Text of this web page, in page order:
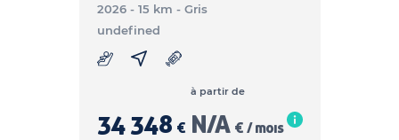
2026 - 15 km - Gris
undefined
34 348 €
à partir de
N/A € / mois